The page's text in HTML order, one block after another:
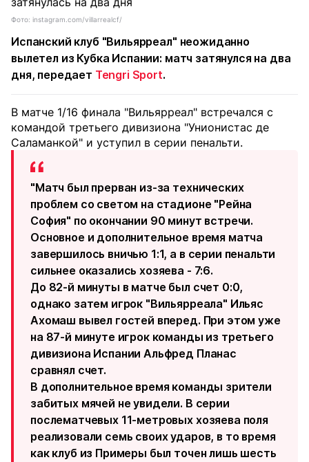
Фото: instagram.com/villarrealcf/
Испанский клуб "Вильярреал" неожиданно
вылетел из Кубка Испании: матч затянулся на два
дня, передает Tengri Sport.
В матче 1/16 финала "Вильярреал" встречался с
командой третьего дивизиона "Унионистас де
Саламанкой" и уступил в серии пенальти.
"Матч был прерван из-за технических
проблем со светом на стадионе "Рейна
София" по окончании 90 минут встречи.
Основное и дополнительное время матча
завершилось вничью 1:1, а в серии пенальти
сильнее оказались хозяева - 7:6.
До 82-й минуты в матче был счет 0:0,
однако затем игрок "Вильярреала" Ильяс
Ахомаш вывел гостей вперед. При этом уже
на 87-й минуте игрок команды из третьего
дивизиона Испании Альфред Планас
сравнял счет.
В дополнительное время команды зрители
забитых мячей не увидели. В серии
послематчевых 11-метровых хозяева поля
реализовали семь своих ударов, в то время
как клуб из Примеры был точен лишь шесть